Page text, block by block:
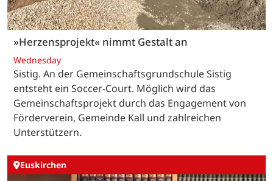
»Herzensprojekt« nimmt Gestalt an
Wednesday
Sistig. An der Gemeinschaftsgrundschule Sistig
entsteht ein Soccer-Court. Möglich wird das
Gemeinschaftsprojekt durch das Engagement von
Förderverein, Gemeinde Kall und zahlreichen
Unterstützern.
Euskirchen